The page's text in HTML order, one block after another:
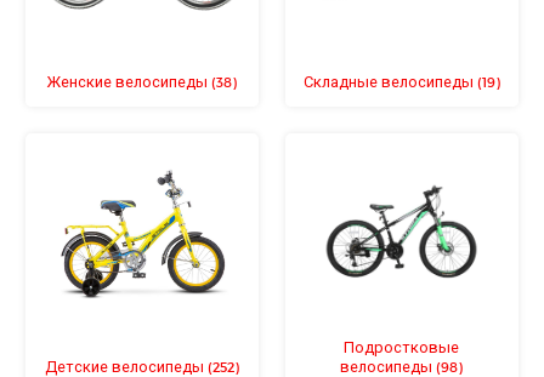
Женские велосипеды (38) Складные велосипеды (19)
Детские велосипеды (252)
Подростковые
велосипеды(98)